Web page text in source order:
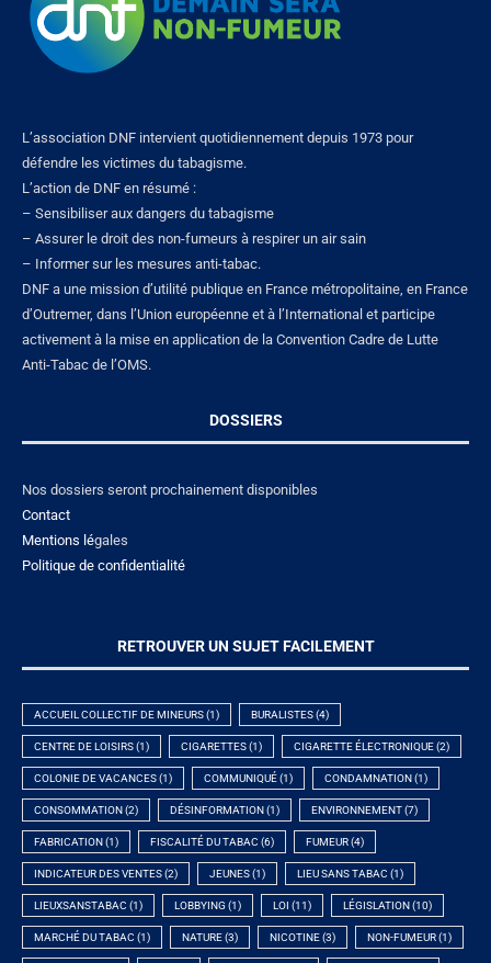
L’association DNF intervient quotidiennement depuis 1973 pour
défendre les victimes du tabagisme.
L’action de DNF en résumé :
– Sensibiliser aux dangers du tabagisme
– Assurer le droit des non-fumeurs à respirer un air sain
– Informer sur les mesures anti-tabac.
DNF a une mission d’utilité publique en France métropolitaine, en France
d’Outremer, dans l’Union européenne et à l’International et participe
activement à la mise en application de la Convention Cadre de Lutte
Anti-Tabac de l’OMS.
DOSSIERS
Nos dossiers seront prochainement disponibles
Contact
Mentions légales
Politique de confidentialité
RETROUVER UN SUJET FACILEMENT
ACCUEIL COLLECTIF DE MINEURS(1) BURALISTES(4)
CENTRE DE LOISIRS(1) CIGARETTES(1) CIGARETTE ÉLECTRONIQUE(2)
COLONIE DE VACANCES(1) COMMUNIQUÉ(1) CONDAMNATION(1)
CONSOMMATION(2) DÉSINFORMATION(1) ENVIRONNEMENT(7)
FABRICATION(1) FISCALITÉ DU TABAC (6) FUMEUR(4)
INDICATEUR DES VENTES(2) JEUNES(1) LIEU SANS TABAC (1)
LIEUXSANSTABAC (1) LOBBYING (1) LOI (11) LÉGISLATION(10)
MARCHÉ DU TABAC (1) NATURE(3) NICOTINE(3) NON-FUMEUR(1)